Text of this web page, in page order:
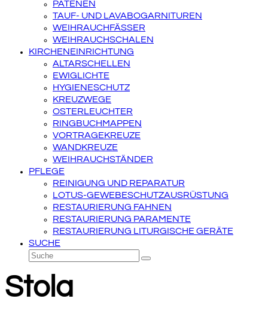
PATENEN
TAUF- UND LAVABOGARNITUREN
WEIHRAUCHFÄSSER
WEIHRAUCHSCHALEN
KIRCHENEINRICHTUNG
ALTARSCHELLEN
EWIGLICHTE
HYGIENESCHUTZ
KREUZWEGE
OSTERLEUCHTER
RINGBUCHMAPPEN
VORTRAGEKREUZE
WANDKREUZE
WEIHRAUCHSTÄNDER
PFLEGE
REINIGUNG UND REPARATUR
LOTUS-GEWEBESCHUTZAUSRÜSTUNG
RESTAURIERUNG FAHNEN
RESTAURIERUNG PARAMENTE
RESTAURIERUNG LITURGISCHE GERÄTE
SUCHE
Suche
Senden
Stola